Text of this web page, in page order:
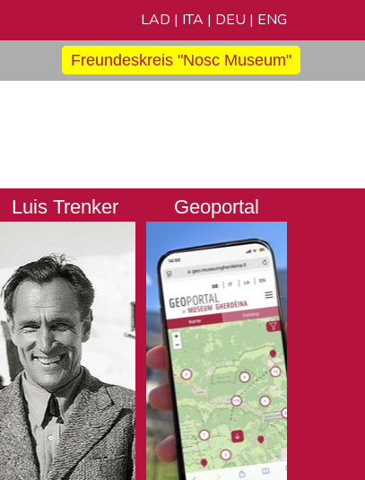
LAD | ITA | DEU | ENG
Freundeskreis "Nosc Museum"
Luis Trenker Geoportal